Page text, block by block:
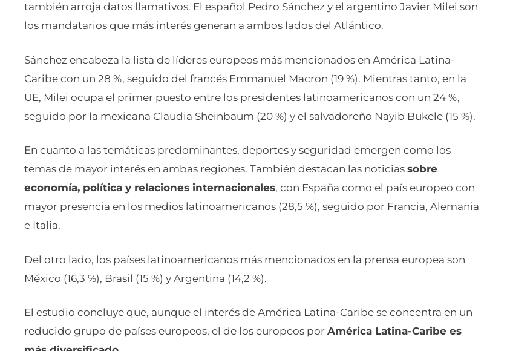
también arroja datos llamativos. El español Pedro Sánchez y el argentino Javier Milei son
los mandatarios que más interés generan a ambos lados del Atlántico.
Sánchez encabeza la lista de líderes europeos más mencionados en América Latina-
Caribe con un 28 %, seguido del francés Emmanuel Macron (19 %). Mientras tanto, en la
UE, Milei ocupa el primer puesto entre los presidentes latinoamericanos con un 24 %,
seguido por la mexicana Claudia Sheinbaum (20 %) y el salvadoreño Nayib Bukele (15 %).
En cuanto a las temáticas predominantes, deportes y seguridad emergen como los
temas de mayor interés en ambas regiones. También destacan las noticias sobre
economía, política y relaciones internacionales, con España como el país europeo con
mayor presencia en los medios latinoamericanos (28,5 %), seguido por Francia, Alemania
e Italia.
Del otro lado, los países latinoamericanos más mencionados en la prensa europea son
México (16,3 %), Brasil (15 %) y Argentina (14,2 %).
El estudio concluye que, aunque el interés de América Latina-Caribe se concentra en un
reducido grupo de países europeos, el de los europeos por América Latina-Caribe es